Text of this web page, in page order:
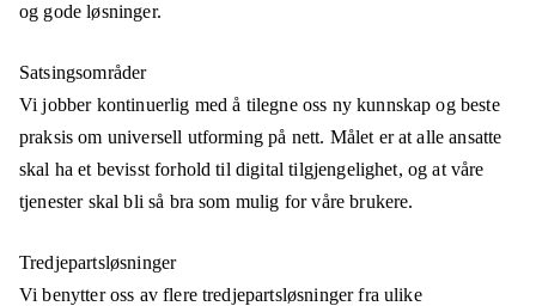
og gode løsninger.
Satsingsområder
Vi jobber kontinuerlig med å tilegne oss ny kunnskap og beste
praksis om universell utforming på nett. Målet er at alle ansatte
skal ha et bevisst forhold til digital tilgjengelighet, og at våre
tjenester skal bli så bra som mulig for våre brukere.
Tredjepartsløsninger
Vi benytter oss av flere tredjepartsløsninger fra ulike